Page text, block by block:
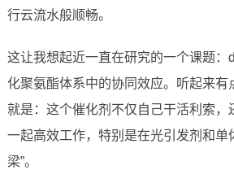
行云流水般顺畅。
这让我想起近一直在研究的一个课题：
化聚氨酯体系中的协同效应。听起来有
就是：这个催化剂不仅自己干活利索，
一起高效工作，特别是在光引发剂和单
梁”。